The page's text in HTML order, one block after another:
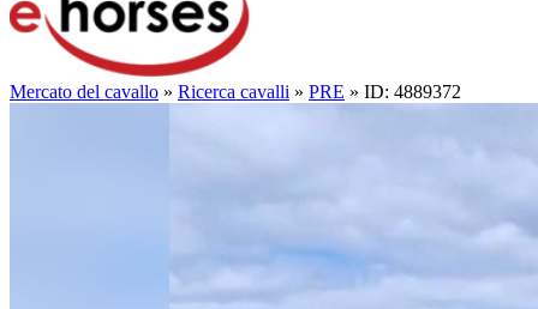
Mercato del cavallo » Ricerca cavalli » PRE » ID: 4889372